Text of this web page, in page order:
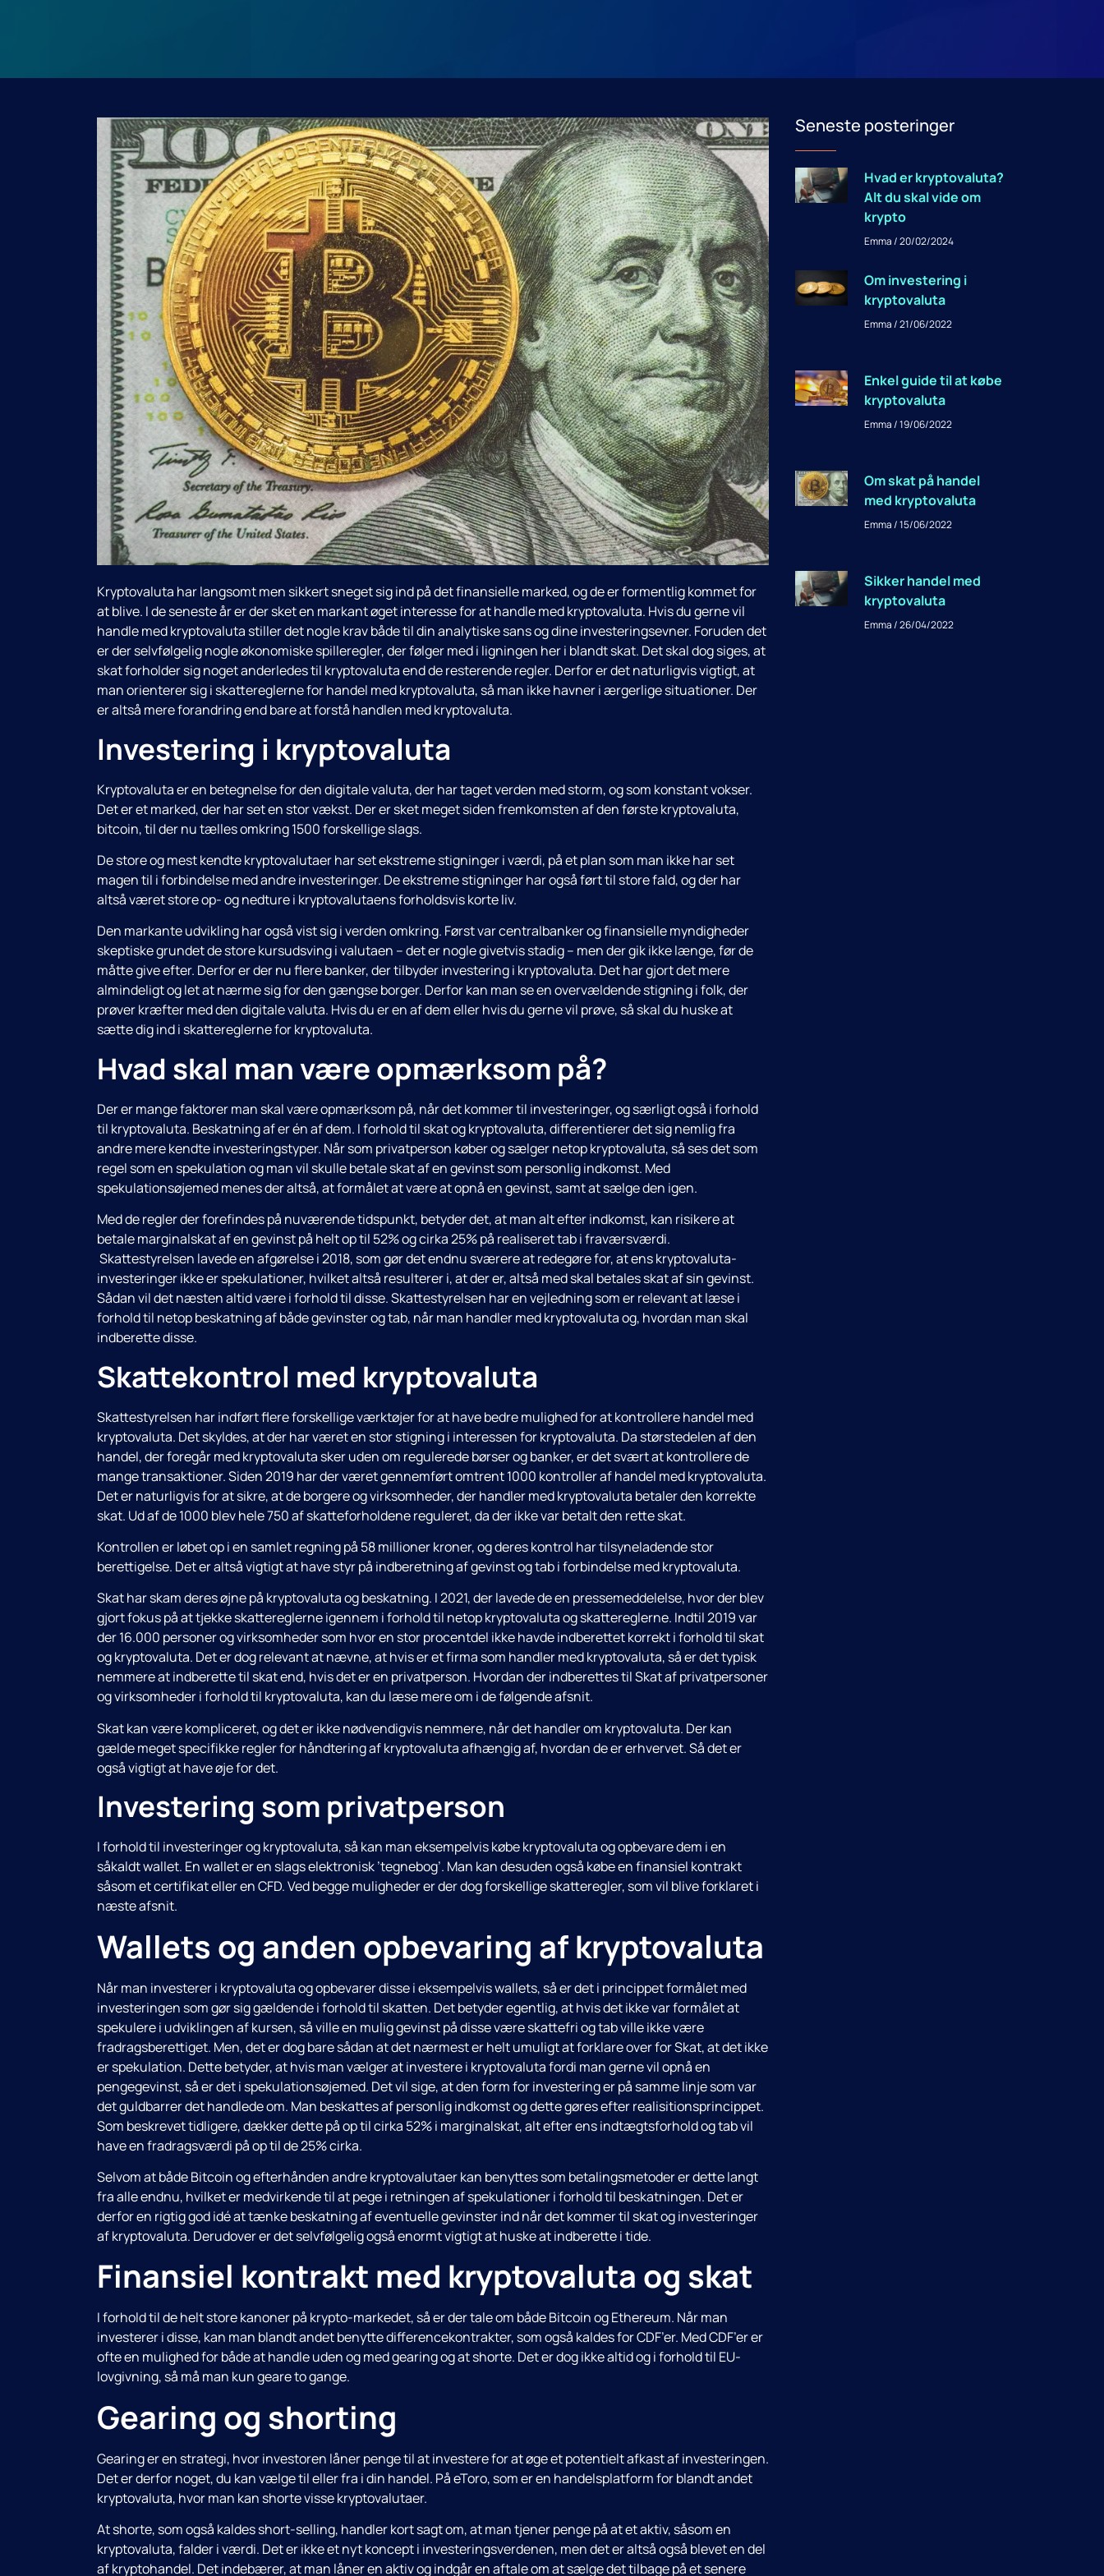
Kryptovaluta har langsomt men sikkert sneget sig ind på det finansielle marked, og de er formentlig kommet for
at blive. I de seneste år er der sket en markant øget interesse for at handle med kryptovaluta. Hvis du gerne vil
handle med kryptovaluta stiller det nogle krav både til din analytiske sans og dine investeringsevner. Foruden det
er der selvfølgelig nogle økonomiske spilleregler, der følger med i ligningen her i blandt skat. Det skal dog siges, at
skat forholder sig noget anderledes til kryptovaluta end de resterende regler. Derfor er det naturligvis vigtigt, at
man orienterer sig i skattereglerne for handel med kryptovaluta, så man ikke havner i ærgerlige situationer. Der
er altså mere forandring end bare at forstå handlen med kryptovaluta.
Investering i kryptovaluta
Kryptovaluta er en betegnelse for den digitale valuta, der har taget verden med storm, og som konstant vokser.
Det er et marked, der har set en stor vækst. Der er sket meget siden fremkomsten af den første kryptovaluta,
bitcoin, til der nu tælles omkring 1500 forskellige slags.
De store og mest kendte kryptovalutaer har set ekstreme stigninger i værdi, på et plan som man ikke har set
magen til i forbindelse med andre investeringer. De ekstreme stigninger har også ført til store fald, og der har
altså været store op- og nedture i kryptovalutaens forholdsvis korte liv.
Den markante udvikling har også vist sig i verden omkring. Først var centralbanker og finansielle myndigheder
skeptiske grundet de store kursudsving i valutaen – det er nogle givetvis stadig – men der gik ikke længe, før de
måtte give efter. Derfor er der nu flere banker, der tilbyder investering i kryptovaluta. Det har gjort det mere
almindeligt og let at nærme sig for den gængse borger. Derfor kan man se en overvældende stigning i folk, der
prøver kræfter med den digitale valuta. Hvis du er en af dem eller hvis du gerne vil prøve, så skal du huske at
sætte dig ind i skattereglerne for kryptovaluta.
Hvad skal man være opmærksom på?
Der er mange faktorer man skal være opmærksom på, når det kommer til investeringer, og særligt også i forhold
til kryptovaluta. Beskatning af er én af dem. I forhold til skat og kryptovaluta, differentierer det sig nemlig fra
andre mere kendte investeringstyper. Når som privatperson køber og sælger netop kryptovaluta, så ses det som
regel som en spekulation og man vil skulle betale skat af en gevinst som personlig indkomst. Med
spekulationsøjemed menes der altså, at formålet at være at opnå en gevinst, samt at sælge den igen.
Med de regler der forefindes på nuværende tidspunkt, betyder det, at man alt efter indkomst, kan risikere at
betale marginalskat af en gevinst på helt op til 52% og cirka 25% på realiseret tab i fraværsværdi.
Skattestyrelsen lavede en afgørelse i 2018, som gør det endnu sværere at redegøre for, at ens kryptovaluta-
investeringer ikke er spekulationer, hvilket altså resulterer i, at der er, altså med skal betales skat af sin gevinst.
Sådan vil det næsten altid være i forhold til disse. Skattestyrelsen har en vejledning som er relevant at læse i
forhold til netop beskatning af både gevinster og tab, når man handler med kryptovaluta og, hvordan man skal
indberette disse.
Skattekontrol med kryptovaluta
Skattestyrelsen har indført flere forskellige værktøjer for at have bedre mulighed for at kontrollere handel med
kryptovaluta. Det skyldes, at der har været en stor stigning i interessen for kryptovaluta. Da størstedelen af den
handel, der foregår med kryptovaluta sker uden om regulerede børser og banker, er det svært at kontrollere de
mange transaktioner. Siden 2019 har der været gennemført omtrent 1000 kontroller af handel med kryptovaluta.
Det er naturligvis for at sikre, at de borgere og virksomheder, der handler med kryptovaluta betaler den korrekte
skat. Ud af de 1000 blev hele 750 af skatteforholdene reguleret, da der ikke var betalt den rette skat.
Kontrollen er løbet op i en samlet regning på 58 millioner kroner, og deres kontrol har tilsyneladende stor
berettigelse. Det er altså vigtigt at have styr på indberetning af gevinst og tab i forbindelse med kryptovaluta.
Skat har skam deres øjne på kryptovaluta og beskatning. I 2021, der lavede de en pressemeddelelse, hvor der blev
gjort fokus på at tjekke skattereglerne igennem i forhold til netop kryptovaluta og skattereglerne. Indtil 2019 var
der 16.000 personer og virksomheder som hvor en stor procentdel ikke havde indberettet korrekt i forhold til skat
og kryptovaluta. Det er dog relevant at nævne, at hvis er et firma som handler med kryptovaluta, så er det typisk
nemmere at indberette til skat end, hvis det er en privatperson. Hvordan der indberettes til Skat af privatpersoner
og virksomheder i forhold til kryptovaluta, kan du læse mere om i de følgende afsnit.
Skat kan være kompliceret, og det er ikke nødvendigvis nemmere, når det handler om kryptovaluta. Der kan
gælde meget specifikke regler for håndtering af kryptovaluta afhængig af, hvordan de er erhvervet. Så det er
også vigtigt at have øje for det.
Investering som privatperson
I forhold til investeringer og kryptovaluta, så kan man eksempelvis købe kryptovaluta og opbevare dem i en
såkaldt wallet. En wallet er en slags elektronisk ’tegnebog’. Man kan desuden også købe en finansiel kontrakt
såsom et certifikat eller en CFD. Ved begge muligheder er der dog forskellige skatteregler, som vil blive forklaret i
næste afsnit.
Wallets og anden opbevaring af kryptovaluta
Når man investerer i kryptovaluta og opbevarer disse i eksempelvis wallets, så er det i princippet formålet med
investeringen som gør sig gældende i forhold til skatten. Det betyder egentlig, at hvis det ikke var formålet at
spekulere i udviklingen af kursen, så ville en mulig gevinst på disse være skattefri og tab ville ikke være
fradragsberettiget. Men, det er dog bare sådan at det nærmest er helt umuligt at forklare over for Skat, at det ikke
er spekulation. Dette betyder, at hvis man vælger at investere i kryptovaluta fordi man gerne vil opnå en
pengegevinst, så er det i spekulationsøjemed. Det vil sige, at den form for investering er på samme linje som var
det guldbarrer det handlede om. Man beskattes af personlig indkomst og dette gøres efter realisitionsprincippet.
Som beskrevet tidligere, dækker dette på op til cirka 52% i marginalskat, alt efter ens indtægtsforhold og tab vil
have en fradragsværdi på op til de 25% cirka.
Selvom at både Bitcoin og efterhånden andre kryptovalutaer kan benyttes som betalingsmetoder er dette langt
fra alle endnu, hvilket er medvirkende til at pege i retningen af spekulationer i forhold til beskatningen. Det er
derfor en rigtig god idé at tænke beskatning af eventuelle gevinster ind når det kommer til skat og investeringer
af kryptovaluta. Derudover er det selvfølgelig også enormt vigtigt at huske at indberette i tide.
Finansiel kontrakt med kryptovaluta og skat
I forhold til de helt store kanoner på krypto-markedet, så er der tale om både Bitcoin og Ethereum. Når man
investerer i disse, kan man blandt andet benytte differencekontrakter, som også kaldes for CDF’er. Med CDF’er er
ofte en mulighed for både at handle uden og med gearing og at shorte. Det er dog ikke altid og i forhold til EU-
lovgivning, så må man kun geare to gange.
Gearing og shorting
Gearing er en strategi, hvor investoren låner penge til at investere for at øge et potentielt afkast af investeringen.
Det er derfor noget, du kan vælge til eller fra i din handel. På eToro, som er en handelsplatform for blandt andet
kryptovaluta, hvor man kan shorte visse kryptovalutaer.
At shorte, som også kaldes short-selling, handler kort sagt om, at man tjener penge på at et aktiv, såsom en
kryptovaluta, falder i værdi. Det er ikke et nyt koncept i investeringsverdenen, men det er altså også blevet en del
af kryptohandel. Det indebærer, at man låner en aktiv og indgår en aftale om at sælge det tilbage på et senere
Seneste posteringer
Hvad er kryptovaluta?
Alt du skal vide om
krypto
Emma 20/02/2024
Om investering i
kryptovaluta
Emma 21/06/2022
Enkel guide til at købe
kryptovaluta
Emma 19/06/2022
Om skat på handel
med kryptovaluta
Emma 15/06/2022
Sikker handel med
kryptovaluta
Emma 26/04/2022